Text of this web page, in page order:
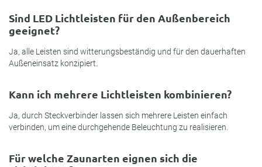
Sind LED Lichtleisten für den Außenbereich
geeignet?
Ja, alle Leisten sind witterungsbeständig und für den dauerhaften
Außeneinsatz konzipiert.
Kann ich mehrere Lichtleisten kombinieren?
Ja, durch Steckverbinder lassen sich mehrere Leisten einfach
verbinden, um eine durchgehende Beleuchtung zu realisieren.
Für welche Zaunarten eignen sich die